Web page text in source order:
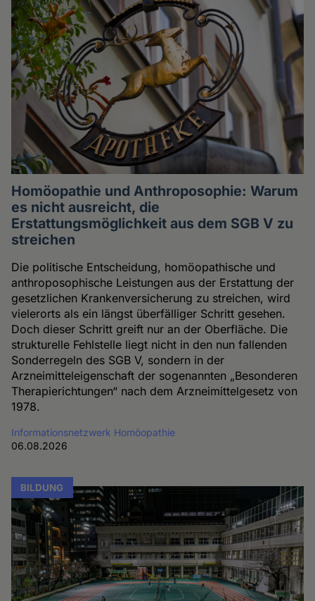
Homöopathie und Anthroposophie: Warum
es nicht ausreicht, die
Erstattungsmöglichkeit aus dem SGB V zu
streichen
Die politische Entscheidung, homöopathische und
anthroposophische Leistungen aus der Erstattung der
gesetzlichen Krankenversicherung zu streichen, wird
vielerorts als ein längst überfälliger Schritt gesehen.
Doch dieser Schritt greift nur an der Oberfläche. Die
strukturelle Fehlstelle liegt nicht in den nun fallenden
Sonderregeln des SGB V, sondern in der
Arzneimitteleigenschaft der sogenannten „Besonderen
Therapierichtungen“ nach dem Arzneimittelgesetz von
1978.
Informationsnetzwerk Homöopathie
06.08.2026
BILDUNG